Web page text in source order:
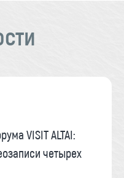
VISIT ALTAI:
четырех